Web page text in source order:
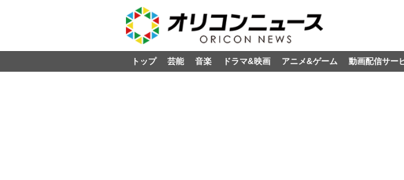
トップ 芸能 音楽 ドラマ&映画 アニメ&ゲーム 動画配信サー